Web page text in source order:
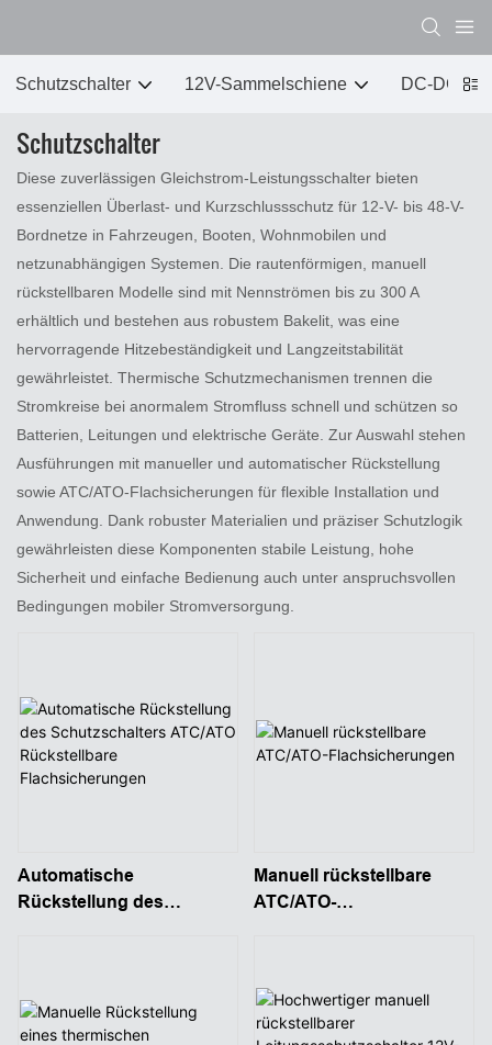
Schutzschalter 12V-Sammelschiene DC-DC
Schutzschalter
Diese zuverlässigen Gleichstrom-Leistungsschalter bieten
essenziellen Überlast- und Kurzschlussschutz für 12-V- bis 48-V-
Bordnetze in Fahrzeugen, Booten, Wohnmobilen und
netzunabhängigen Systemen. Die rautenförmigen, manuell
rückstellbaren Modelle sind mit Nennströmen bis zu 300 A
erhältlich und bestehen aus robustem Bakelit, was eine
hervorragende Hitzebeständigkeit und Langzeitstabilität
gewährleistet. Thermische Schutzmechanismen trennen die
Stromkreise bei anormalem Stromfluss schnell und schützen so
Batterien, Leitungen und elektrische Geräte. Zur Auswahl stehen
Ausführungen mit manueller und automatischer Rückstellung
sowie ATC/ATO-Flachsicherungen für flexible Installation und
Anwendung. Dank robuster Materialien und präziser Schutzlogik
gewährleisten diese Komponenten stabile Leistung, hohe
Sicherheit und einfache Bedienung auch unter anspruchsvollen
Bedingungen mobiler Stromversorgung.
Automatische
Rückstellung des
Manuell rückstellbare
ATC/ATO-